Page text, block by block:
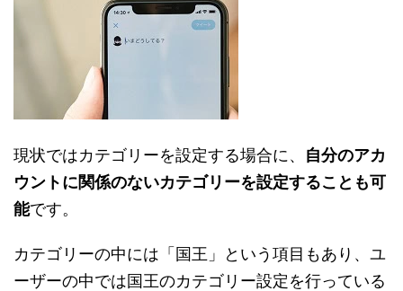
現状ではカテゴリーを設定する場合に、 自分のアカ
ウントに関係のないカテゴリーを設定することも可
能です。
カテゴリーの中には「国王」という項目もあり、ユ
ーザーの中では国王のカテゴリー設定を行っている